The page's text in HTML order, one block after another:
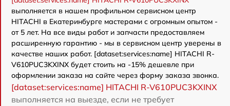
выполняется в нашем профильном сервисном центр
HITACHI в Екатеринбурге мастерами с огромным опытом -
от 5 лет. На все виды работ и запчасти предоставляем
расширенную гарантию - мы в сервисном центр уверены в
качестве наших работ. [dataset:services:name] HITACHI R-
V610PUC3KXINX будет стоить на -15% дешевле при
оформлении заказа на сайте через форму заказа звонка.
[dataset:services:name] HITACHI R-V610PUC3KXINX
выполняется на выезде, если не требует